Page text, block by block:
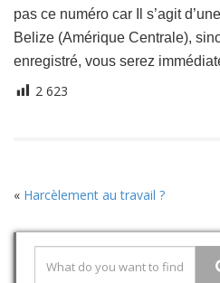
pas ce numéro car Il s’agit
Belize (Amérique Centrale),
enregistré, vous serez
2 623
« Harcèlement au travail ?